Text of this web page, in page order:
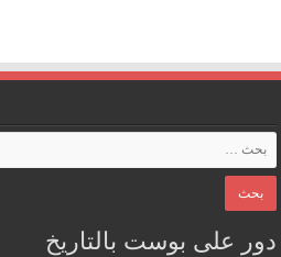
دور على بوست بالتاريخ